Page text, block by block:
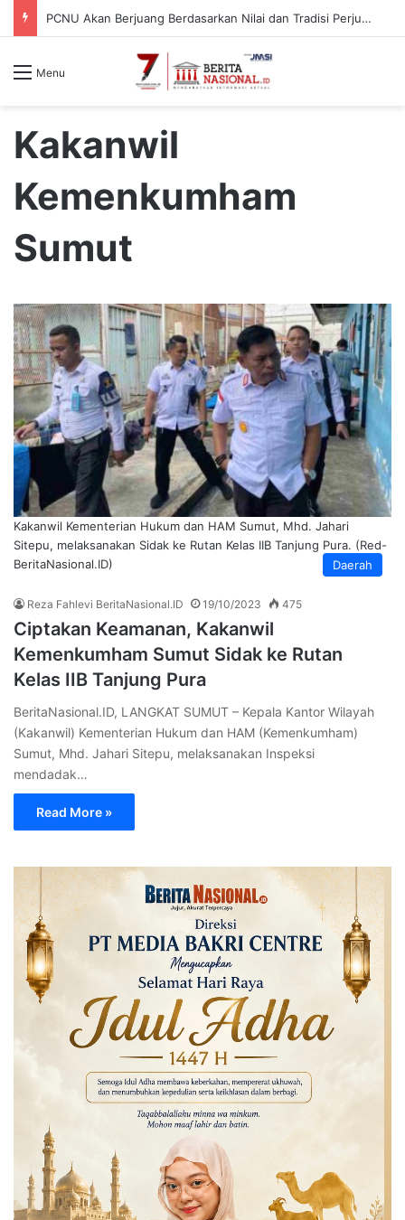
PCNU Akan Berjuang Berdasarkan Nilai dan Tradisi Perjuangan Para Kyai
Menu
Kakanwil
Kemenkumham
Sumut
Daerah
Kakanwil Kementerian Hukum dan HAM Sumut, Mhd. Jahari
Sitepu, melaksanakan Sidak ke Rutan Kelas IIB Tanjung Pura. (Red-
BeritaNasional.ID)
Reza Fahlevi BeritaNasional.ID 19/10/2023 475
Ciptakan Keamanan, Kakanwil
Kemenkumham Sumut Sidak ke Rutan
Kelas IIB Tanjung Pura
BeritaNasional.ID, LANGKAT SUMUT – Kepala Kantor Wilayah
(Kakanwil) Kementerian Hukum dan HAM (Kemenkumham)
Sumut, Mhd. Jahari Sitepu, melaksanakan Inspeksi
mendadak…
Read More »